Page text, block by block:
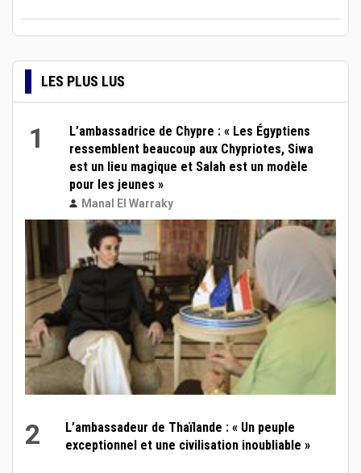
LES PLUS LUS
1
L’ambassadrice de Chypre : « Les Égyptiens
ressemblent beaucoup aux Chypriotes, Siwa
est un lieu magique et Salah est un modèle
pour les jeunes »
Manal El Warraky
2
L’ambassadeur de Thaïlande : « Un peuple
exceptionnel et une civilisation inoubliable »